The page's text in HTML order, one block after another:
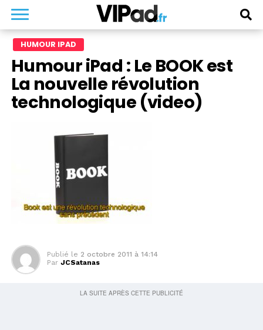
HUMOUR IPAD
Humour iPad : Le BOOK est
La nouvelle révolution
technologique (video)
Publié le 2 octobre 2011 à 14:14
Par JCSatanas